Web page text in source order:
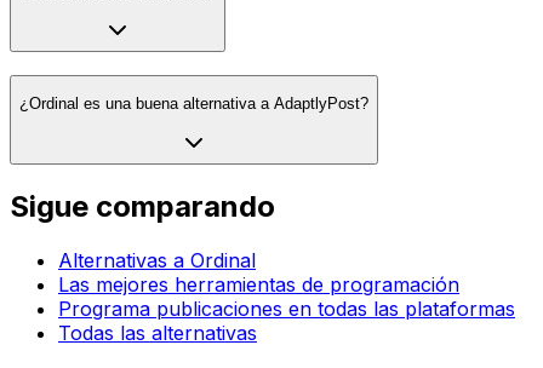
¿Ordinal es una buena alternativa a AdaptlyPost?
Sigue comparando
Alternativas a Ordinal
Las mejores herramientas de programación
Programa publicaciones en todas las plataformas
Todas las alternativas